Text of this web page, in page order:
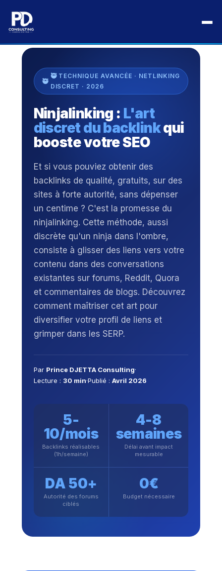
contenuAccueil
🥷 TECHNIQUE AVANCÉE · NETLINKING
DISCRET · 2026
Ninjalinking : L'art
discret du backlinkqui
booste votre SEO
Et si vous pouviez obtenir des
backlinks de qualité, gratuits, sur des
sites à forte autorité, sans dépenser
un centime ? C'est la promesse du
ninjalinking. Cette méthode, aussi
discrète qu'un ninja dans l'ombre,
consiste à glisser des liens vers votre
contenu dans des conversations
existantes sur forums, Reddit, Quora
et commentaires de blogs. Découvrez
comment maîtriser cet art pour
diversifier votre profil de liens et
grimper dans les SERP.
Par Prince DJETTA Consulting·
Lecture : 30 min·Publié : Avril 2026
5-
10/mois
Backlinks réalisables
(1h/semaine)
4-8
semaines
Délai avant impact
mesurable
DA 50+
Autorité des forums
ciblés
0€
Budget nécessaire